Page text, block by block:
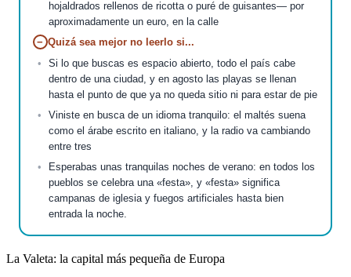
hojaldrados rellenos de ricotta o puré de guisantes— por
aproximadamente un euro, en la calle
− Quizá sea mejor no leerlo si...
Si lo que buscas es espacio abierto, todo el país cabe
dentro de una ciudad, y en agosto las playas se llenan
hasta el punto de que ya no queda sitio ni para estar de pie
Viniste en busca de un idioma tranquilo: el maltés suena
como el árabe escrito en italiano, y la radio va cambiando
entre tres
Esperabas unas tranquilas noches de verano: en todos los
pueblos se celebra una «festa», y «festa» significa
campanas de iglesia y fuegos artificiales hasta bien
entrada la noche.
La Valeta: la capital más pequeña de Europa